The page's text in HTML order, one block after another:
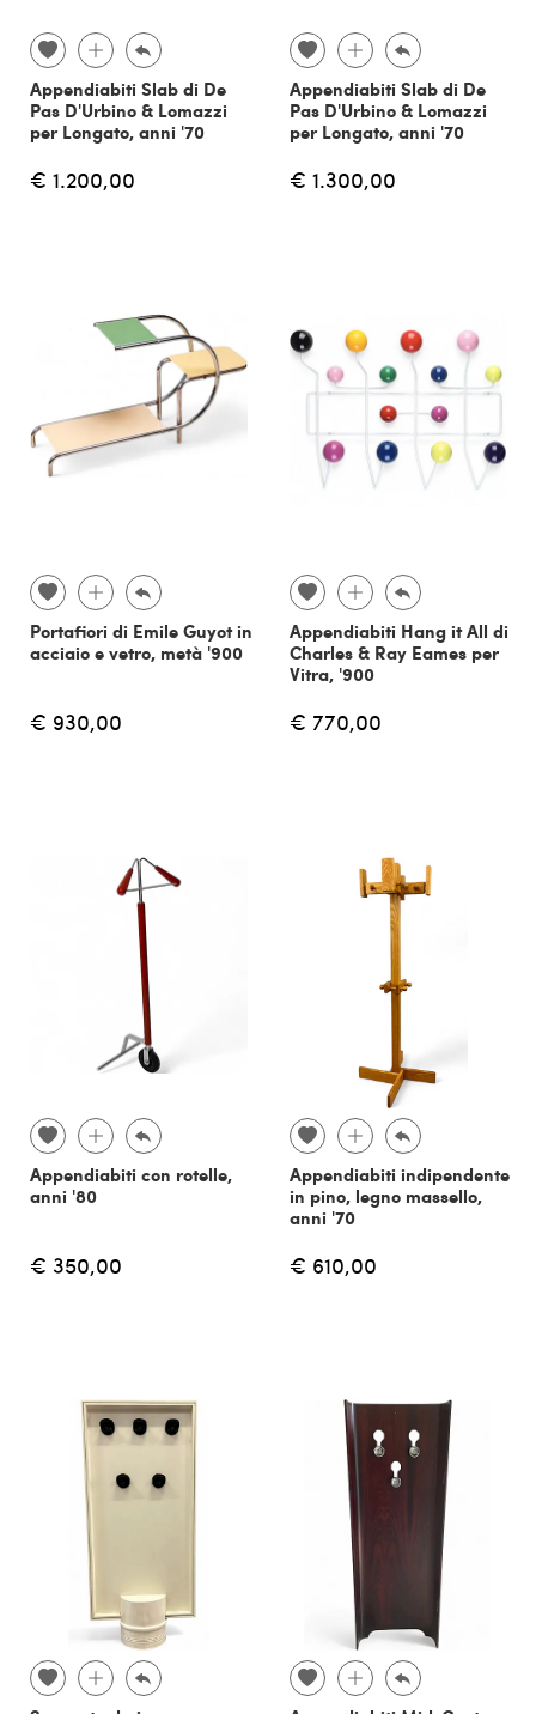
Appendiabiti Slab di De
Pas D'Urbino & Lomazzi
per Longato, anni '70
€ 1.200,00
Appendiabiti Slab di De
Pas D'Urbino & Lomazzi
per Longato, anni '70
€ 1.300,00
Portafiori di Emile Guyot in
acciaio e vetro, metà '900
€ 930,00
Appendiabiti Hang it All di
Charles & Ray Eames per
Vitra, '900
€ 770,00
Appendiabiti con rotelle,
anni '80
€ 350,00
Appendiabiti indipendente
in pino, legno massello,
anni '70
€ 610,00